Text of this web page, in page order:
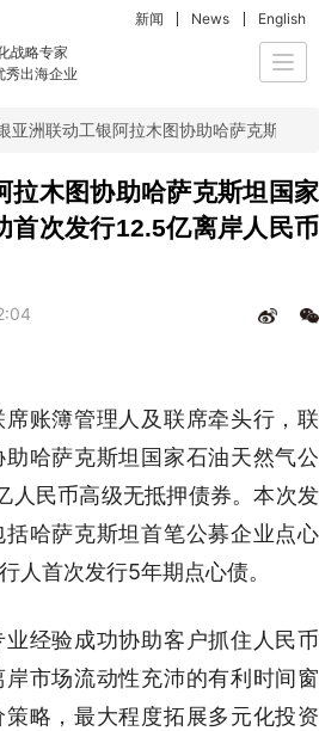
战略专家
出海企业
新闻 News English
亚洲联动工银阿拉木图协助哈萨克斯坦
拉木图协助哈萨克斯坦国家
首次发行12.5亿离岸人民币
账簿管理人及联席牵头行，联
哈萨克斯坦国家石油天然气公
人民币高级无抵押债券。本次发
哈萨克斯坦首笔公募企业点心
人首次发行5年期点心债。
经验成功协助客户抓住人民币
市场流动性充沛的有利时间窗
略，最大程度拓展多元化投资